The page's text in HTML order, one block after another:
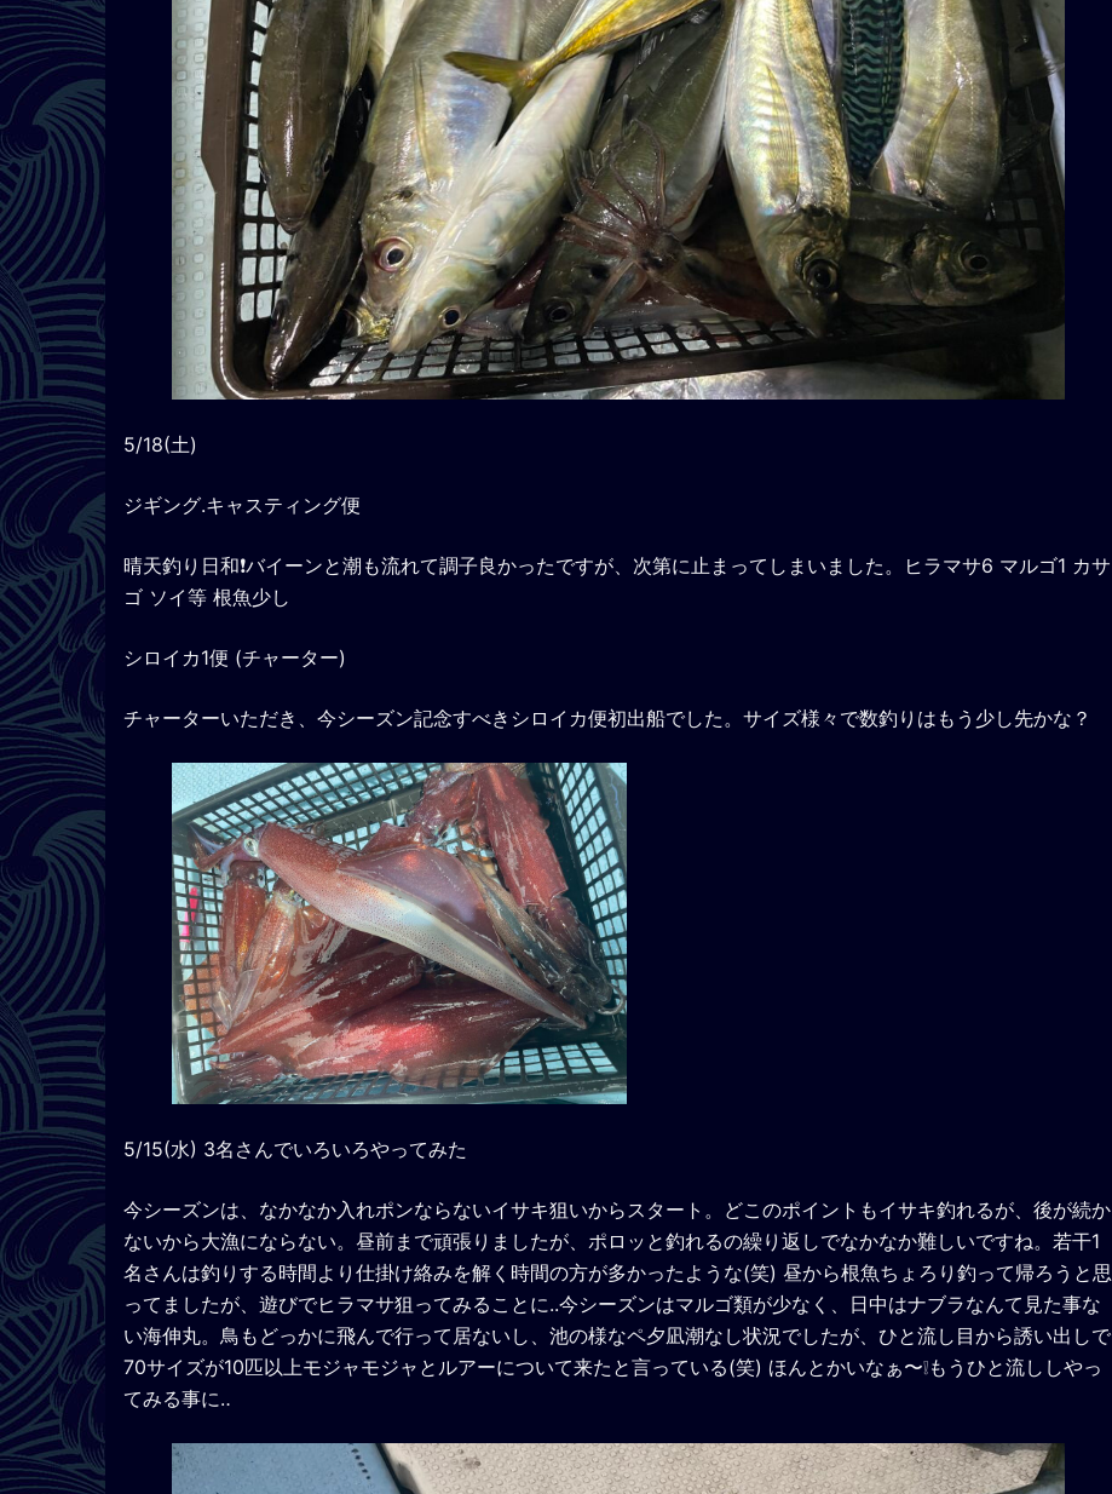
5/18(土)
ジギング.キャスティング便
晴天釣り日和❗️バイーンと潮も流れて調子良かったですが、次第に止まってしまいました。ヒラマサ6 マルゴ1 カサ
ゴ ソイ等 根魚少し
シロイカ1便 (チャーター)
チャーターいただき、今シーズン記念すべきシロイカ便初出船でした。サイズ様々で数釣りはもう少し先かな？
5/15(水) 3名さんでいろいろやってみた
今シーズンは、なかなか入れポンならないイサキ狙いからスタート。どこのポイントもイサキ釣れるが、後が続か
ないから大漁にならない。昼前まで頑張りましたが、ポロッと釣れるの繰り返しでなかなか難しいですね。若干1
名さんは釣りする時間より仕掛け絡みを解く時間の方が多かったような(笑) 昼から根魚ちょろり釣って帰ろうと思
ってましたが、遊びでヒラマサ狙ってみることに..今シーズンはマルゴ類が少なく、日中はナブラなんて見た事な
い海伸丸。鳥もどっかに飛んで行って居ないし、池の様なペ夕凪潮なし状況でしたが、ひと流し目から誘い出しで
70サイズが10匹以上モジャモジャとルアーについて来たと言っている(笑) ほんとかいなぁ〜❕もうひと流ししやっ
てみる事に‥